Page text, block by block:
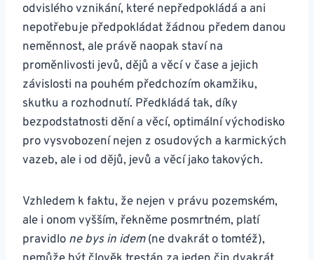
odvislého vznikání, které nepředpokládá a ani
nepotřebuje předpokládat žádnou předem danou
neměnnost, ale právě naopak staví na
proměnlivosti jevů, dějů a věcí v čase a jejich
závislosti na pouhém předchozím okamžiku,
skutku a rozhodnutí. Předkládá tak, díky
bezpodstatnosti dění a věcí, optimální východisko
pro vysvobození nejen z osudových a karmických
vazeb, ale i od dějů, jevů a věcí jako takových.
Vzhledem k faktu, že nejen v právu pozemském,
ale i onom vyšším, řekněme posmrtném, platí
pravidlo ne bys in idem(ne dvakrát o tomtéž),